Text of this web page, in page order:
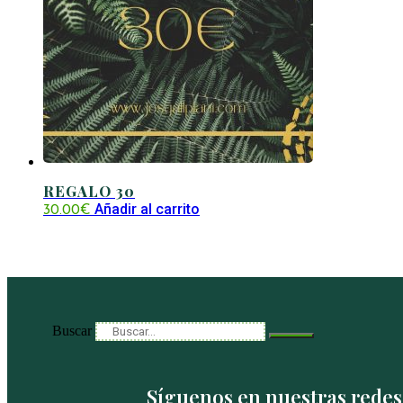
REGALO 30
30.00€ Añadir al carrito
Buscar
Síguenos en nuestras